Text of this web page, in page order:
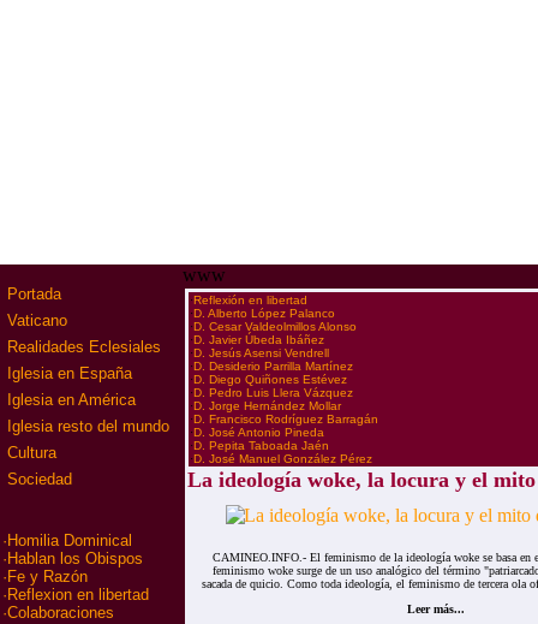
Portada
Vaticano
Realidades Eclesiales
Iglesia en España
Iglesia en América
Iglesia resto del mundo
Cultura
Sociedad
· Homilia Dominical
· Hablan los Obispos
· Fe y Razón
· Reflexion en libertad
·Colaboraciones
www
·Reflexión en libertad
·D. Alberto López Palanco
·D. Cesar Valdeolmillos Alonso
·D. Javier Úbeda Ibáñez
·D. Jesús Asensi Vendrell
·D. Desiderio Parrilla Martínez
·D. Diego Quiñones Estévez
·D. Pedro Luis Llera Vázquez
·D. Jorge Hernández Mollar
·D. Francisco Rodríguez Barragán
·D. José Antonio Pineda
·D. Pepita Taboada Jaén
·D. José Manuel González Pérez
La ideología woke, la locura y el
CAMINEO.INFO.- El feminismo de la ideología woke se basa en
feminismo woke surge de un uso analógico del término
sacada de quicio. Como toda ideología, el feminismo de tercera ola
Leer más...